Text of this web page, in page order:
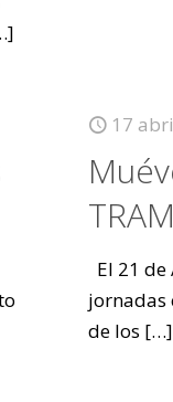
17
TRAM
El 21
jornadas
de los […]